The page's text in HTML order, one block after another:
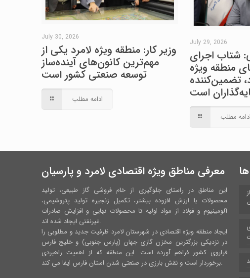
July 30, 2026
وزیر کار: منطقه ویژه لامرد یکی از
مهم‌ترین کانون‌های آینده‌ساز
توسعه صنعتی کشور است
ادامه مطلب
July 29, 2026
شتاب اجرای
منطقه ویژه
تضمین‌کننده
است
ادامه مطلب
معرفی مناطق ویژه اقتصادی لامرد و پارسیان
این مناطق در راستای جلوگیری از خام فروشی گاز طبیعی، تولید
محصولات با ارزش افزوده بیشتر، تکمیل زنجیره تولید پتروشیمی،
آلومینیوم و فولاد از مواد اولیه تا محصولات نهایی و افزایش صادرات
غیرنفتی ایجاد شده اند.
ایجاد منطقه ویژه اقتصادی در شهرستان لامرد ظرفیت جدید و مطلوبی را
در نزدیکی بزرگترین مخزن گازی جهان (پارس جنوبی) و خلیج فارس
فراروی کشور فراهم آورده است. این منطقه که از اهمیت راهبردی
برخوردار است و نقش بارزی در صنعتی شدن استان فارس ایفا می کند.